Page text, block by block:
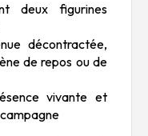
deux figurines
décontractée,
de repos ou de
vivante et